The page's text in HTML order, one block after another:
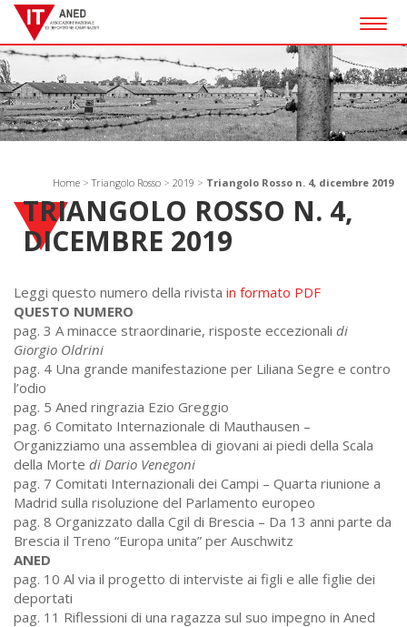
Home >Triangolo Rosso > 2019 > Triangolo Rosso n. 4, dicembre 2019
TRIANGOLO ROSSO N. 4,
DICEMBRE 2019
Leggi questo numero della rivista in formato PDF
QUESTO NUMERO
pag. 3 A minacce straordinarie, risposte eccezionali di
Giorgio Oldrini
pag. 4 Una grande manifestazione per Liliana Segre e contro
l’odio
pag. 5 Aned ringrazia Ezio Greggio
pag. 6 Comitato Internazionale di Mauthausen –
Organizziamo una assemblea di giovani ai piedi della Scala
della Morte di Dario Venegoni
pag. 7 Comitati Internazionali dei Campi – Quarta riunione a
Madrid sulla risoluzione del Parlamento europeo
pag. 8 Organizzato dalla Cgil di Brescia – Da 13 anni parte da
Brescia il Treno “Europa unita” per Auschwitz
ANED
pag. 10 Al via il progetto di interviste ai figli e alle figlie dei
deportati
pag. 11 Riflessioni di una ragazza sul suo impegno in Aned